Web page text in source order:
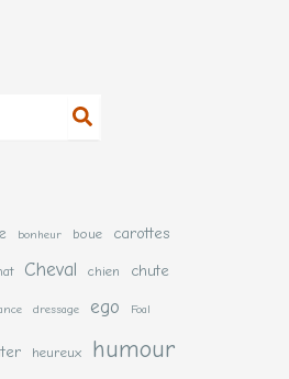
bonheur boue carottes
Cheval chien chute
dressage ego Foal
heureux humour